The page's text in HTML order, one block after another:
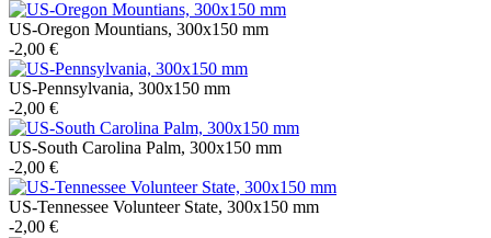
US-Oregon Mountians, 300x150 mm
-2,00 €
US-Pennsylvania, 300x150 mm
-2,00 €
US-South Carolina Palm, 300x150 mm
-2,00 €
US-Tennessee Volunteer State, 300x150 mm
-2,00 €